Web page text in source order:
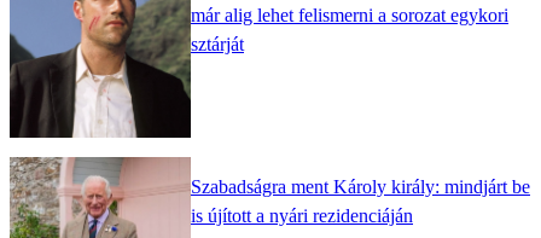
már alig lehet felismerni a sorozat egykori
sztárját
Szabadságra ment Károly király: mindjárt be
is újított a nyári rezidenciáján